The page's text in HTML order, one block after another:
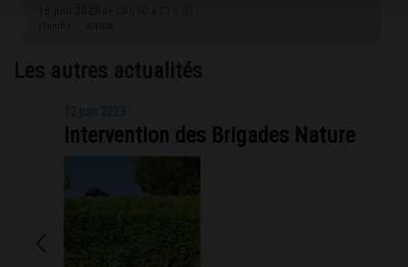
Les autres actualités
Intervention des Brigades Nature